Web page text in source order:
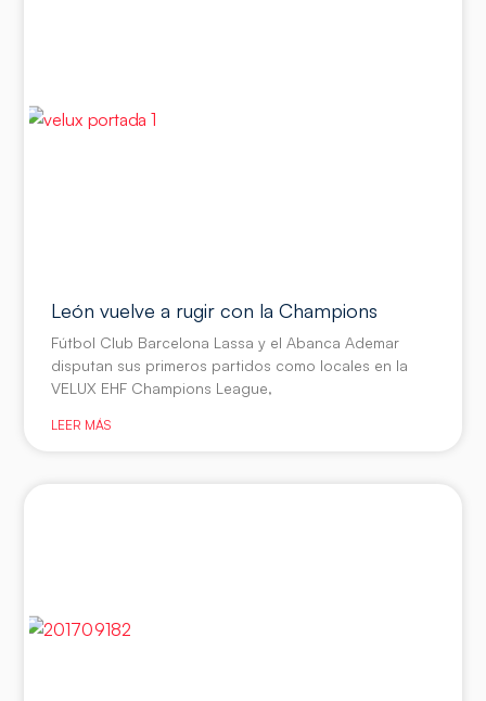
León vuelve a rugir con la Champions
Fútbol Club Barcelona Lassa y el Abanca Ademar
disputan sus primeros partidos como locales en la
VELUX EHF Champions League,
LEER MÁS